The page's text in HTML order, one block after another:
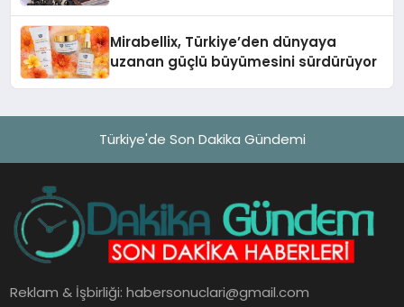
Mirabellix, Türkiye’den dünyaya
uzanan güçlü büyümesini sürdürüyor
Türkiye'de Son Dakika Gündemi
Reklam & İşbirliği:habersonuclari@gmail.com